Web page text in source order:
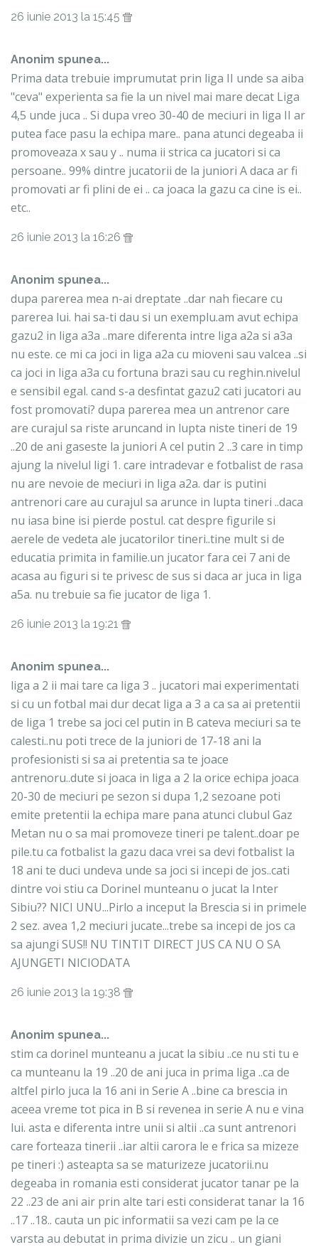
26 iunie 2013 la 15:45
Anonim spunea...
Prima data trebuie imprumutat prin liga II unde sa aiba
"ceva" experienta sa fie la un nivel mai mare decat Liga
4,5 unde juca .. Si dupa vreo 30-40 de meciuri in liga II ar
putea face pasu la echipa mare.. pana atunci degeaba ii
promoveaza x sau y .. numa ii strica ca jucatori si ca
persoane.. 99% dintre jucatorii de la juniori A daca ar fi
promovati ar fi plini de ei .. ca joaca la gazu ca cine is ei..
etc..
26 iunie 2013 la 16:26
Anonim spunea...
dupa parerea mea n-ai dreptate ..dar nah fiecare cu
parerea lui. hai sa-ti dau si un exemplu.am avut echipa
gazu2 in liga a3a ..mare diferenta intre liga a2a si a3a
nu este. ce mi ca joci in liga a2a cu mioveni sau valcea ..si
ca joci in liga a3a cu fortuna brazi sau cu reghin.nivelul
e sensibil egal. cand s-a desfintat gazu2 cati jucatori au
fost promovati? dupa parerea mea un antrenor care
are curajul sa riste aruncand in lupta niste tineri de 19
..20 de ani gaseste la juniori A cel putin 2 ..3 care in timp
ajung la nivelul ligi 1. care intradevar e fotbalist de rasa
nu are nevoie de meciuri in liga a2a. dar is putini
antrenori care au curajul sa arunce in lupta tineri ..daca
nu iasa bine isi pierde postul. cat despre figurile si
aerele de vedeta ale jucatorilor tineri..tine mult si de
educatia primita in familie.un jucator fara cei 7 ani de
acasa au figuri si te privesc de sus si daca ar juca in liga
a5a. nu trebuie sa fie jucator de liga 1.
26 iunie 2013 la 19:21
Anonim spunea...
liga a 2 ii mai tare ca liga 3 .. jucatori mai experimentati
si cu un fotbal mai dur decat liga a 3 a ca sa ai pretentii
de liga 1 trebe sa joci cel putin in B cateva meciuri sa te
calesti..nu poti trece de la juniori de 17-18 ani la
profesionisti si sa ai pretentia sa te joace
antrenoru..dute si joaca in liga a 2 la orice echipa joaca
20-30 de meciuri pe sezon si dupa 1,2 sezoane poti
emite pretentii la echipa mare pana atunci clubul Gaz
Metan nu o sa mai promoveze tineri pe talent..doar pe
pile.tu ca fotbalist la gazu daca vrei sa devi fotbalist la
18 ani te duci undeva unde sa joci si incepi de jos..cati
dintre voi stiu ca Dorinel munteanu o jucat la Inter
Sibiu?? NICI UNU...Pirlo a inceput la Brescia si in primele
2 sez. avea 1,2 meciuri jucate...trebe sa incepi de jos ca
sa ajungi SUS!! NU TINTIT DIRECT JUS CA NU O SA
AJUNGETI NICIODATA
26 iunie 2013 la 19:38
Anonim spunea...
stim ca dorinel munteanu a jucat la sibiu ..ce nu sti tu e
ca munteanu la 19 ..20 de ani juca in prima liga ..ca de
altfel pirlo juca la 16 ani in Serie A ..bine ca brescia in
aceea vreme tot pica in B si revenea in serie A nu e vina
lui. asta e diferenta intre unii si altii ..ca sunt antrenori
care forteaza tinerii ..iar altii carora le e frica sa mizeze
pe tineri :) asteapta sa se maturizeze jucatorii.nu
degeaba in romania esti considerat jucator tanar pe la
22 ..23 de ani air prin alte tari esti considerat tanar la 16
..17 ..18.. cauta un pic informatii sa vezi cam pe la ce
varsta au debutat in prima divizie un zicu .. un giani